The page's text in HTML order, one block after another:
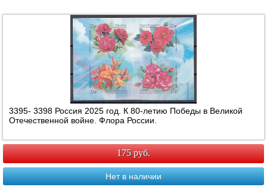
3395- 3398 Россия 2025 год. К 80-летию Победы в Великой
Отечественной войне. Флора России.
175 руб.
Нет в наличии